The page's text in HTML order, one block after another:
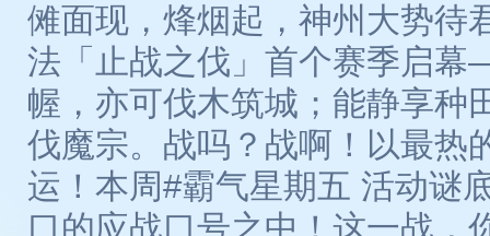
傩面现，烽烟起，神州大势待
法「止战之伐」首个赛季启
幄，亦可伐木筑城；能静享种
伐魔宗。战吗？战啊！以最热
运！本周#霸气星期五 活动谜
口的应战口号之中！这一战，